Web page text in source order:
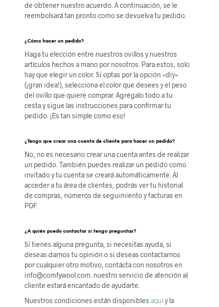
de obtener nuestro acuerdo. A continuación, se le
reembolsará tan pronto como se devuelva tu pedido.
¿Cómo hacer un pedido?
Haga tu elección entre nuestros ovillos y nuestros
artículos hechos a mano por nosotros. Para estos, solo
hay que elegir un color. Si optas por la opción «diy»
(¡gran idea!), selecciona el color que desees y el peso
del ovillo que quiere comprar. Agrégalo todo a tu
cesta y sigue las instrucciones para confirmar tu
pedido. ¡Es tan simple como eso!
¿Tengo que crear una cuenta de cliente para hacer un pedido?
No, no es necesario crear una cuenta antes de realizar
un pedido. También puedes realizar un pedido como
invitado y tu cuenta se creará automáticamente. Al
acceder a tu área de clientes, podrás ver tu historial
de compras, números de seguimiento y facturas en
PDF.
¿A quién puedo contactar si tengo preguntas?
Si tienes alguna pregunta, si necesitas ayuda, si
deseas darnos tu opinión o si deseas contactarnos
por cualquier otro motivo, contácta con nosotros en
info@comfywool.com. nuestro servicio de atención al
cliente estará encantado de ayudarte.
Nuestros condiciones están disponibles aquíy la